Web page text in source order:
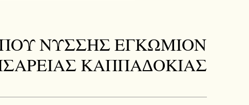
ΝΥΣΣΗΣ ΕΓΚΩΜΙΟΝ
ΚΑΠΠΑ∆ΟΚΙΑΣ